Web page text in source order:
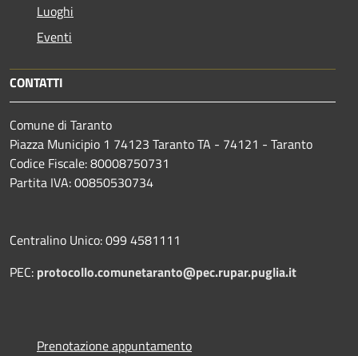
Luoghi
Eventi
CONTATTI
Comune di Taranto
Piazza Municipio 1 74123 Taranto TA - 74121 - Taranto
Codice Fiscale: 80008750731
Partita IVA: 00850530734
Centralino Unico: 099 4581111
PEC: protocollo.comunetaranto@pec.rupar.puglia.it
Prenotazione appuntamento